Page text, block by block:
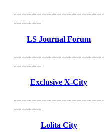
------------------------------------
-----------
LS Journal Forum
------------------------------------
-----------
Exclusive X-City
------------------------------------
-----------
Lolita City